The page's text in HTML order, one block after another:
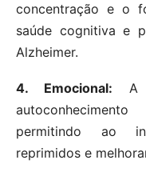
concentração e o
saúde cognitiva e
Alzheimer.
4. Emocional: A
permitindo ao
reprimidos e